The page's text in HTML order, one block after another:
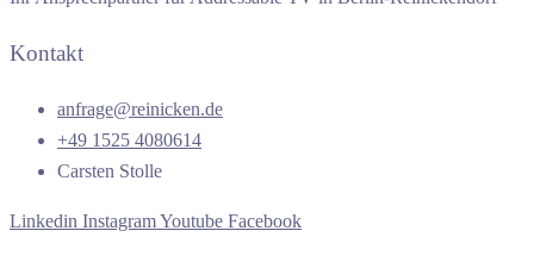
Kontakt
anfrage@reinicken.de
+49 1525 4080614
Carsten Stolle
Linkedin InstagramYoutube Facebook